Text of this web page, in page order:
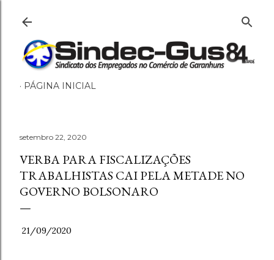
PÁGINA INICIAL
setembro 22, 2020
VERBA PARA FISCALIZAÇÕES
TRABALHISTAS CAI PELA METADE NO
GOVERNO BOLSONARO
21/09/2020